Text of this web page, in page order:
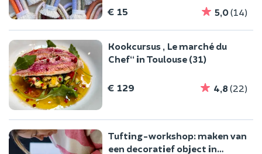
€ 15 5,0(14)
Kookcursus „Le marché du
Chef“ in Toulouse (31)
€ 129 4,8 (22)
Tufting-workshop: maken van
een decoratief object in